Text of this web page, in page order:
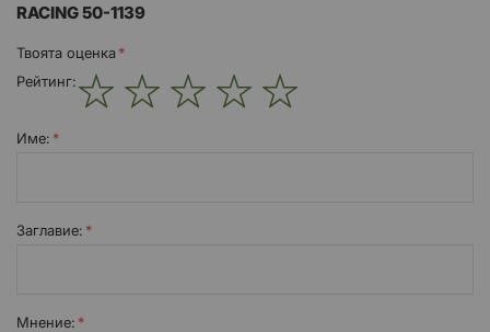
RACING 50-1139
Твоята оценка
Рейтинг:
Име:
Заглавиe:
Мнение: